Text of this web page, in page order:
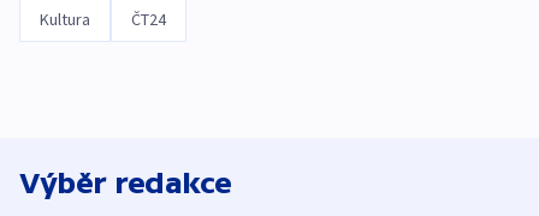
Kultura ČT24
Výběr redakce